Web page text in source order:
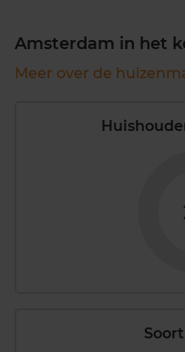
Amsterdam in het
Meer over de